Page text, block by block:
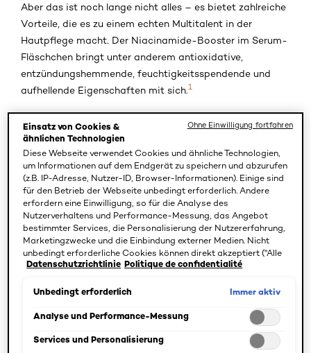
Aber das ist noch lange nicht alles – es bietet zahlreiche
Vorteile, die es zu einem echten Multitalent in der
Hautpflege macht. Der Niacinamide-Booster im Serum-
Fläschchen bringt unter anderem antioxidative,
entzündungshemmende, feuchtigkeitsspendende und
aufhellende Eigenschaften mit sich.1
Einer der Hauptgründe, warum auch wir von L’Oréal Paris
nicht mehr ohne unser Niacinamid-Serum können, ist
seine Vielseitigkeit. Egal, welchen Hauttyp Sie haben –
trocken, fettig, empfindlich oder zu Akne neigend – es ist
wunderbar verträglich und könnte der Schlüssel zu Ihrem
strahlenden Teint sein. Dank der winzigen Molekülgröße
ist das Serum federleicht auf der Haut, zieht schnell ein
und hinterlässt keine klebrigen Rückstände. Und das
Beste daran? Es arbeitet leise im Hintergrund, um Ihre
Haut intensiv zu pflegen und zu verbessern.
Wussten Sie schon?
Vitaminen, kann Ihr Körper Niacinamid selbst
Einsatz von Cookies &
ähnlichen Technologien
Diese Webseite verwendet Cookies und ähnliche Technologien,
um Informationen auf dem Endgerät zu speichern und abzurufen
(z.B. IP-Adresse, Nutzer-ID, Browser-Informationen). Einige sind
für den Betrieb der Webseite unbedingt erforderlich. Andere
erfordern eine Einwilligung, so für die Analyse des
Nutzerverhaltens und Performance-Messung, das Angebot
bestimmter Services, die Personalisierung der Nutzererfahrung,
Marketingzwecke und die Einbindung externer Medien. Nicht
unbedingt erforderliche Cookies können direkt akzeptiert ("Alle
akzeptieren") oder abgelehnt ("Ohne Einwilligung fortfahren")
ebenfalls möglich und speicherbar ("Auswahl speichern"). Die
angepasst werden. Für weitere Informationen s. unsere
Datenschutzrichtlinie Politique de confidentialité
Unbedingt erforderlich Immer aktiv
Analyse und Performance-Messung
Services und Personalisierung
Ohne Einwilligung fortfahren